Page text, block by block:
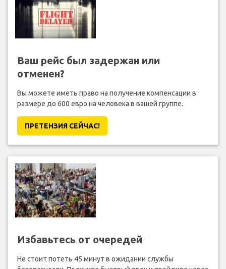
Ваш рейс был задержан или
отменен?
Вы можете иметь право на получение компенсации в
размере до 600 евро на человека в вашей группе.
ПРЕТЕНЗИЯ CЕЙЧАС!
Избавьтесь от очередей
Не стоит потеть 45 минут в ожидании службы